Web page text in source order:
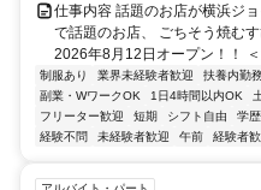
仕事内容 話題のお店が横浜ジ
で話題のお店、 ごちそう焼む
2026年8月12日オープン！！
制服あり 業界未経験者歓迎 扶養内勤
副業・WワークOK
1日4時間以内OK
フリーター歓迎
短期 シフト自由 学
経験不問
未経験者歓迎 午前 経験者